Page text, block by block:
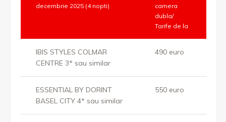
decembrie 2025 (4 nopti)
camera
dubla/
Tarife de la
IBIS STYLES COLMAR
CENTRE 3* sau similar
490 euro
ESSENTIAL BY DORINT
BASEL CITY 4* sau similar
550 euro